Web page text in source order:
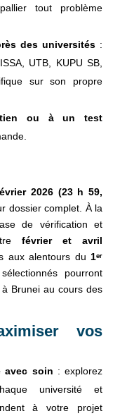
tout problème
des universités :
UTB, KUPU SB,
sur son propre
ou à un test
2026 (23 h 59,
dossier complet. À la
de vérification et
février et avril
aux alentours du 1ᵉʳ
pourront
Brunei au cours des
vos
avec soin : explorez
université et
à votre projet